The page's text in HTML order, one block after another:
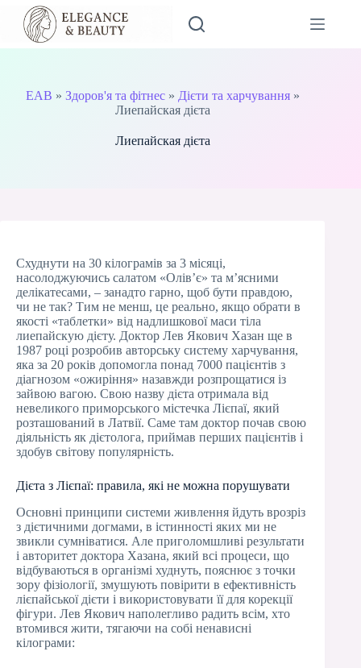
Перейти
вмісту
EAB » Здоров'я та фітнес» Дієти та харчування»
Лиепайская дієта
Лиепайская дієта
Схуднути на 30 кілограмів за 3 місяці,
насолоджуючись салатом «Олів’є» та м’ясними
делікатесами, – занадто гарно, щоб бути правдою,
чи не так? Тим не менш, це реально, якщо обрати в
якості «таблетки» від надлишкової маси тіла
лиепайскую дієту. Доктор Лев Якович Хазан ще в
1987 році розробив авторську систему харчування,
яка за 20 років допомогла понад 7000 пацієнтів з
діагнозом «ожиріння» назавжди розпрощатися із
зайвою вагою. Свою назву дієта отримала від
невеликого приморського містечка Лієпаї, який
розташований в Латвії. Саме там доктор почав свою
діяльність як дієтолога, приймав перших пацієнтів і
здобув світову популярність.
Дієта з Лієпаї: правила, які не можна порушувати
Основні принципи системи живлення йдуть врозріз
з дієтичними догмами, в істинності яких ми не
звикли сумніватися. Але приголомшливі результати
і авторитет доктора Хазана, який всі процеси, що
відбуваються в організмі худнуть, пояснює з точки
зору фізіології, змушують повірити в ефективність
лієпайської дієти і використовувати її для корекції
фігури. Лев Якович наполегливо радить всім, хто
втомився жити, тягаючи на собі ненависні
кілограми: